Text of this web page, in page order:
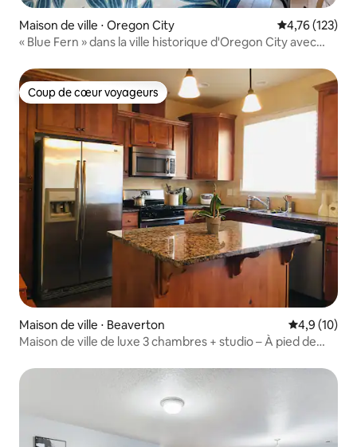
Maison de ville ⋅ Oregon City Évaluation
4,76 (123)
« Blue Fern » dans la ville historique d'Oregon City avec
Coup de cœur voyageurs
Coup de cœur voyageurs
Maison de ville ⋅ Beaverton Évaluation
4,9 (10)
Maison de ville de luxe 3 chambres + studio – À pied de